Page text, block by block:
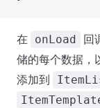
在 onLoad 回
储的每个数据，
添加到